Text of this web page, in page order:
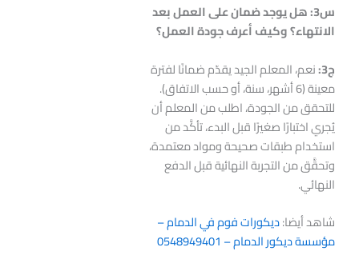
س3: هل يوجد ضمان على العمل بعد
الانتهاء؟ وكيف أعرف جودة العمل؟
ج3 :نعم، المعلم الجيد يقدّم ضمانًا لفترة
معينة (6 أشهر، سنة، أو حسب الاتفاق).
للتحقق من الجودة، اطلب من المعلم أن
يُجري اختبارًا صغيرًا قبل البدء، تأكَّد من
استخدام طبقات صحيحة ومواد معتمدة،
وتحقَّق من التجربة النهائية قبل الدفع
النهائي.
شاهد أيضا:ديكورات فوم في الدمام –
مؤسسة ديكور الدمام – 0548949401